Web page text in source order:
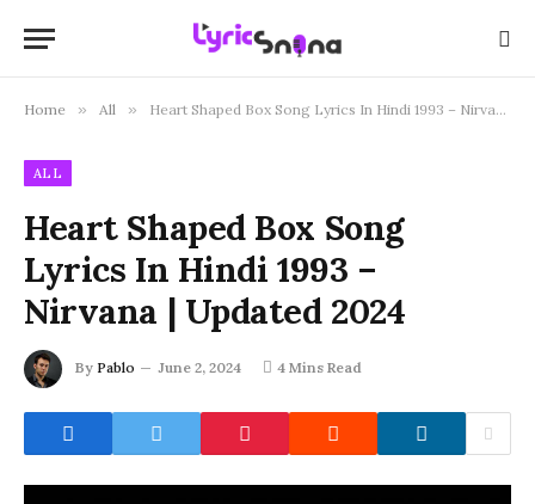
Home » All » Heart Shaped Box Song Lyrics In Hindi 1993 – Nirvana | Updated 2024
ALL
Heart Shaped Box Song
Lyrics In Hindi 1993 –
Nirvana | Updated 2024
By Pablo June 2, 2024 4 Mins Read